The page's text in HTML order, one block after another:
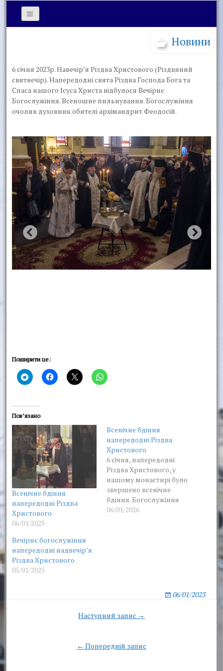
Новини
6 січня 2023р. Навечір’я Різдва Христового (Різдвяний
святвечір). Напередодні свята Різдва Господа Бога та
Спаса нашого Ісуса Христа відбулося Вечірнє
Богослужіння. Всеношне пильнування. Богослужіння
очолив духовник обителі архімандрит Феодосій.
Поширити це:
Пов’язано
Всенічне бдіння
напередодні Різдва
Христового
06/01/2025
Всенічне бдіння
напередодні Різдва
Христового
6 січня, напередодні
Різдва Христового, у
нашому монастирі було
звершено всенічне
бдіння. Богослужіння
очолив намісник
06/01/2026
Вечірнє богослужіння
напередодні надвечірʼя
Різдва Христового
05/01/2025
06/01/2023
Наступний запис →
← Попередній запис